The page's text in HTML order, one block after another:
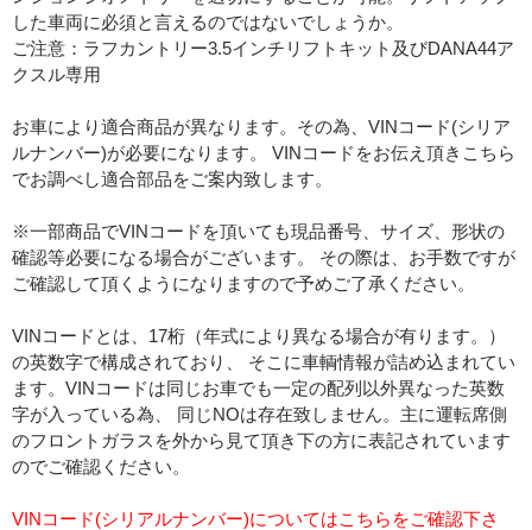
した車両に必須と言えるのではないでしょうか。
ご注意：ラフカントリー3.5インチリフトキット及びDANA44ア
クスル専用
お車により適合商品が異なります。その為、VINコード(シリア
ルナンバー)が必要になります。 VINコードをお伝え頂きこちら
でお調べし適合部品をご案内致します。
※一部商品でVINコードを頂いても現品番号、サイズ、形状の
確認等必要になる場合がございます。 その際は、お手数ですが
ご確認して頂くようになりますので予めご了承ください。
VINコードとは、17桁（年式により異なる場合が有ります。）
の英数字で構成されており、 そこに車輌情報が詰め込まれてい
ます。VINコードは同じお車でも一定の配列以外異なった英数
字が入っている為、 同じNOは存在致しません。主に運転席側
のフロントガラスを外から見て頂き下の方に表記されています
のでご確認ください。
VINコード(シリアルナンバー)についてはこちらをご確認下さ